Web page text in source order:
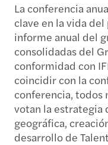
La conferencia
clave en la vida
informe anual del
consolidadas del
conformidad con
coincidir con la
conferencia, todos
votan la estrategia
geográfica,
desarrollo de